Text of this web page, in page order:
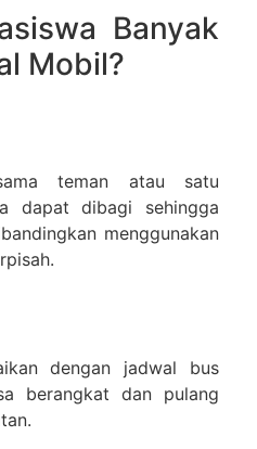
Banyak
Mobil?
teman atau satu
dapat dibagi sehingga
menggunakan
dengan jadwal bus
berangkat dan pulang